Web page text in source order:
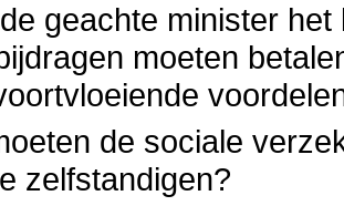
geachte minister
moeten
de sociale
zelfstandigen?